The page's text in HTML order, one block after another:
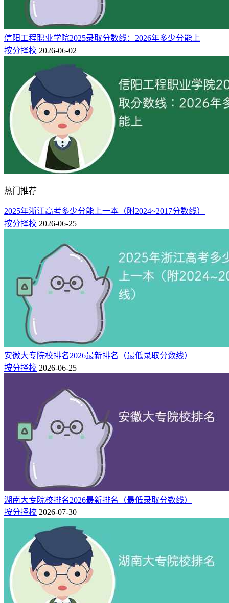
信阳工程职业学院2025录取分数线：2026年多少分能上
按分择校 2026-06-02
热门推荐
2025年浙江高考多少分能上一本（附2024~2017分数线）
按分择校 2026-06-25
安徽大专院校排名2026最新排名（最低录取分数线）
按分择校 2026-06-25
湖南大专院校排名2026最新排名（最低录取分数线）
按分择校 2026-07-30